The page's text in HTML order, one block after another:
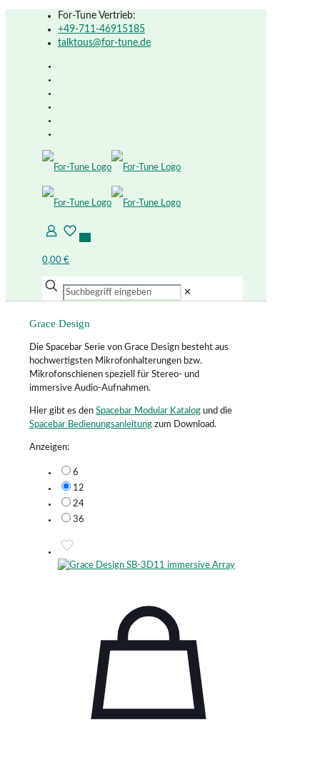
For-Tune Vertrieb:
+49-711-46915185
talktous@for-tune.de
0,00 €
✕
Grace Design
Die Spacebar Serie von Grace Design besteht aus
hochwertigsten Mikrofonhalterungen bzw.
Mikrofonschienen speziell für Stereo- und
immersive Audio-Aufnahmen.
Hier gibt es den Spacebar Modular Katalog und die
Spacebar Bedienungsanleitung zum Download.
Anzeigen:
6
12
24
36